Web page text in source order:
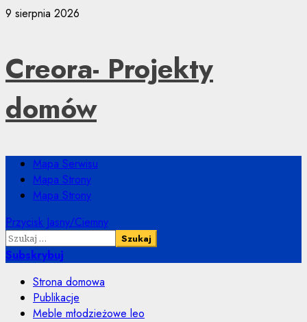
Przejdź
9 sierpnia 2026
Creora- Projekty
domów
Menu
główne
Mapa Serwisu
Mapa Strony
Mapa Strony
Przycisk Jasny/Ciemny
Szukaj:
Subskrybuj
Strona domowa
Publikacje
Meble młodzieżowe leo